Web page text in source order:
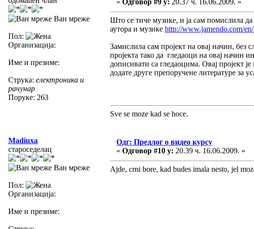
Ван мреже
Пол:
Организација:
Име и презиме:
Струка: електроника и
рачунар
Поруке: 263
Што се тиче музике, и ја сам помислила
аутора и музике http://www.jamendo.com/en/
Замислила сам пројект на овај начин, без
пројекта тако да гледаоци на овај начин
дописивати са гледаоцима. Овај пројект
додате друге препоручене литературе за
Sve se moze kad se hoce.
Madiuxa
староседелац
Ван мреже
Пол:
Организација:
Име и презиме:
Одг: Предлог о видео курсу
« Одговор #10 у: 20.39 ч. 16.06.2009. »
Ajde, crni bore, kad budes imala nesto, jel